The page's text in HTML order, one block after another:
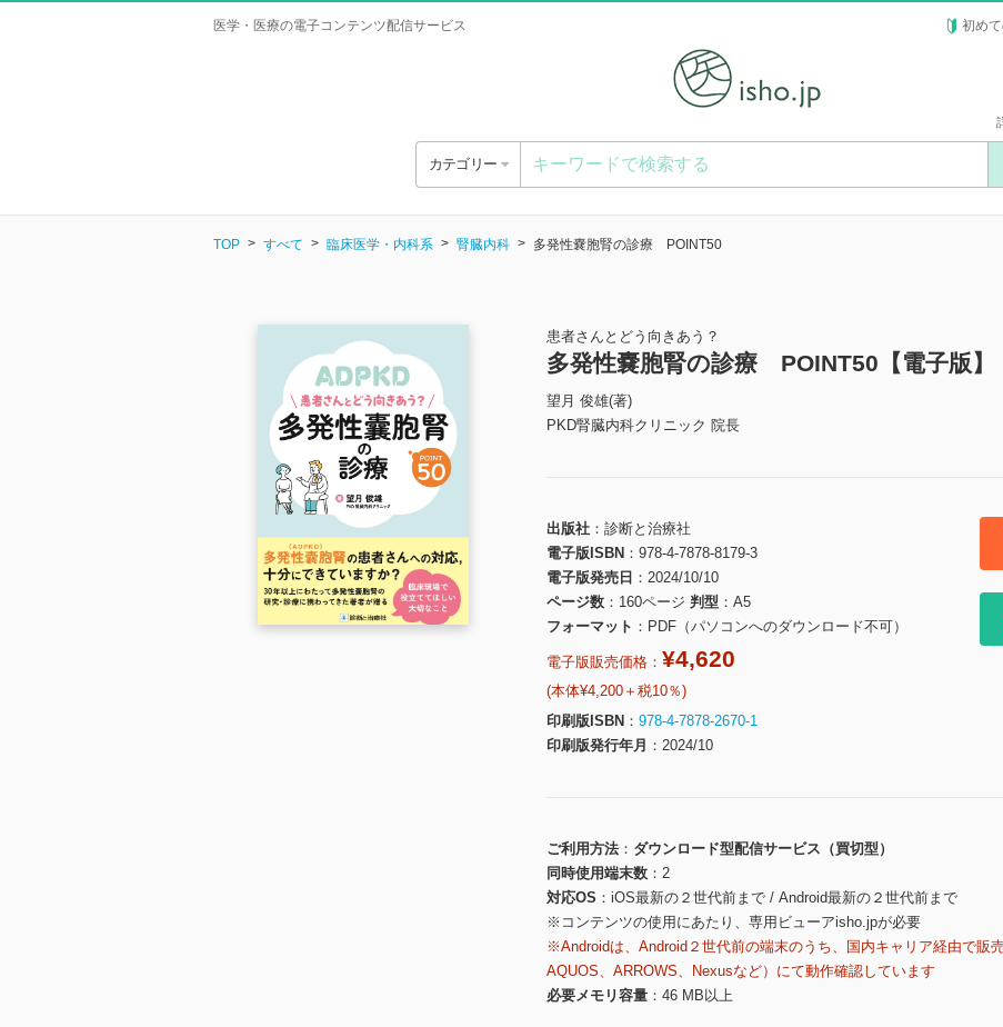
医学・医療の電子コンテンツ配信サービス 初め
カテゴリー
TOP すべて 臨床医学・内科系 腎臓内科 多発性嚢胞腎の診療 POINT50
患者さんとどう向きあう？
多発性嚢胞腎の診療 POINT50【電子版】
望月 俊雄(著)
PKD腎臓内科クリニック 院長
出版社
診断と治療社
電子版ISBN
978-4-7878-8179-3
電子版発売日
2024/10/10
ページ数
160ページ 判型
A5
フォーマット
PDF（パソコンへのダウンロード不可）
電子版販売価格： ¥4,620
(本体¥4,200＋税10％)
印刷版ISBN
978-4-7878-2670-1
印刷版発行年月
2024/10
ご利用方法
ダウンロード型配信サービス（買切型）
同時使用端末数
2
対応OS
iOS最新の２世代前まで / Android最新の２世代前まで
※コンテンツの使用にあたり、専用ビューアisho.jpが必要
※Androidは、Android２世代前の端末のうち、国内キャリア経由で販
AQUOS、ARROWS、Nexusなど）にて動作確認しています
必要メモリ容量
46 MB以上